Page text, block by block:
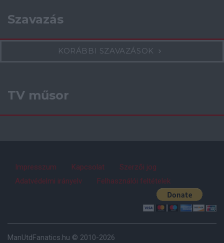
Szavazás
KORÁBBI SZAVAZÁSOK
TV műsor
Impresszum Kapcsolat
Szerzői jog
Adatvédelmi irányelv
Felhasználói feltételek
ManUtdFanatics.hu © 2010-2026